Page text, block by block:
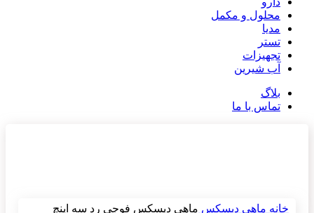
محلول و مکمل
مدیا
تستر
تجهیزات
آب شیرین
بلاگ
تماس با ما
خانه ماهی دیسکس ماهی دیسکس فوجی رد سه اینچ